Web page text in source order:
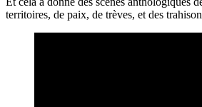
territoires, de paix, de trèves, et des